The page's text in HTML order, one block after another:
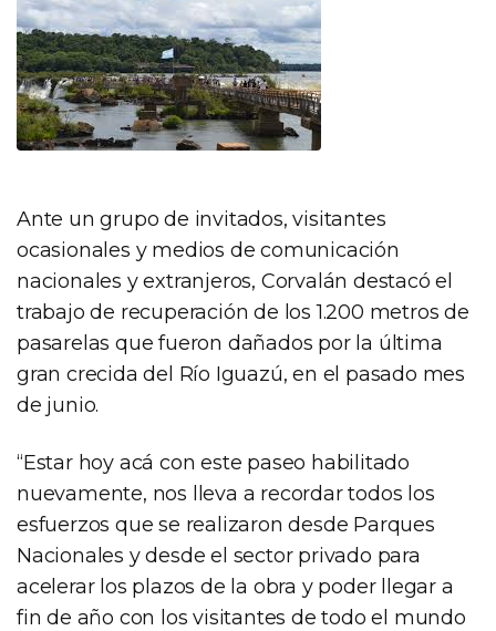
Ante un grupo de invitados, visitantes
ocasionales y medios de comunicación
nacionales y extranjeros, Corvalán destacó el
trabajo de recuperación de los 1.200 metros de
pasarelas que fueron dañados por la última
gran crecida del Río Iguazú, en el pasado mes
de junio.
“Estar hoy acá con este paseo habilitado
nuevamente, nos lleva a recordar todos los
esfuerzos que se realizaron desde Parques
Nacionales y desde el sector privado para
acelerar los plazos de la obra y poder llegar a
fin de año con los visitantes de todo el mundo